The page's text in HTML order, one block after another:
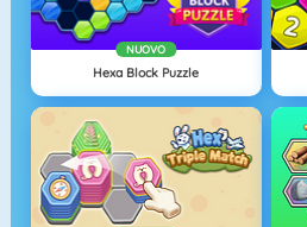
NUOVO
Hexa Block Puzzle